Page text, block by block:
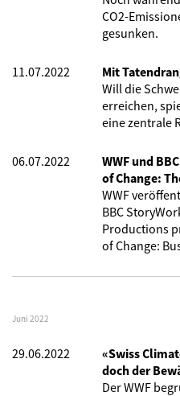
CO2-
gesunken.
11.07.2022
Mit
Will die
erreichen,
eine zentrale
06.07.2022
WWF und
of Change:
WWF
BBC
Productions
of Change:
Juni 2022
29.06.2022
«Swiss
doch der
Der WWF